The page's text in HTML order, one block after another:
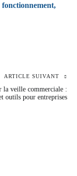
ARTICLE SUIVANT
la veille commerciale :
outils pour entreprises